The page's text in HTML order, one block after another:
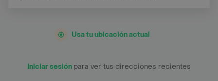
Usa tu ubicación actual
Iniciar sesión para ver tus direcciones recientes